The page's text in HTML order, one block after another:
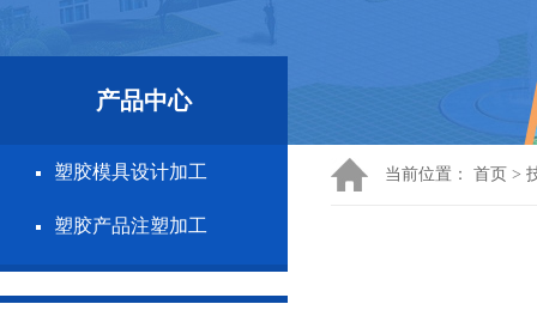
产品中心
塑胶模具设计加工
塑胶产品注塑加工
当前位置： 首页 >